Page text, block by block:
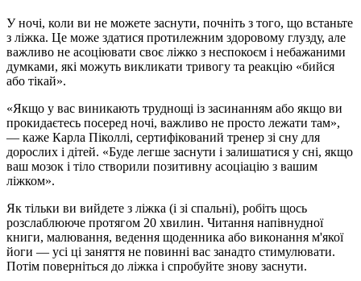
У ночі, коли ви не можете заснути, почніть з того, що встаньте
з ліжка. Це може здатися протилежним здоровому глузду, але
важливо не асоціювати своє ліжко з неспокоєм і небажаними
думками, які можуть викликати тривогу та реакцію «бийся
або тікай».
«Якщо у вас виникають труднощі із засинанням або якщо ви
прокидаєтесь посеред ночі, важливо не просто лежати там»,
— каже Карла Піколлі, сертифікований тренер зі сну для
дорослих і дітей. «Буде легше заснути і залишатися у сні, якщо
ваш мозок і тіло створили позитивну асоціацію з вашим
ліжком».
Як тільки ви вийдете з ліжка (і зі спальні), робіть щось
розслаблююче протягом 20 хвилин. Читання напівнудної
книги, малювання, ведення щоденника або виконання м'якої
йоги — усі ці заняття не повинні вас занадто стимулювати.
Потім поверніться до ліжка і спробуйте знову заснути.